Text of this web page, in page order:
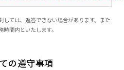
ては、返答できない場合があります。また
間内といたします。
の遵守事項